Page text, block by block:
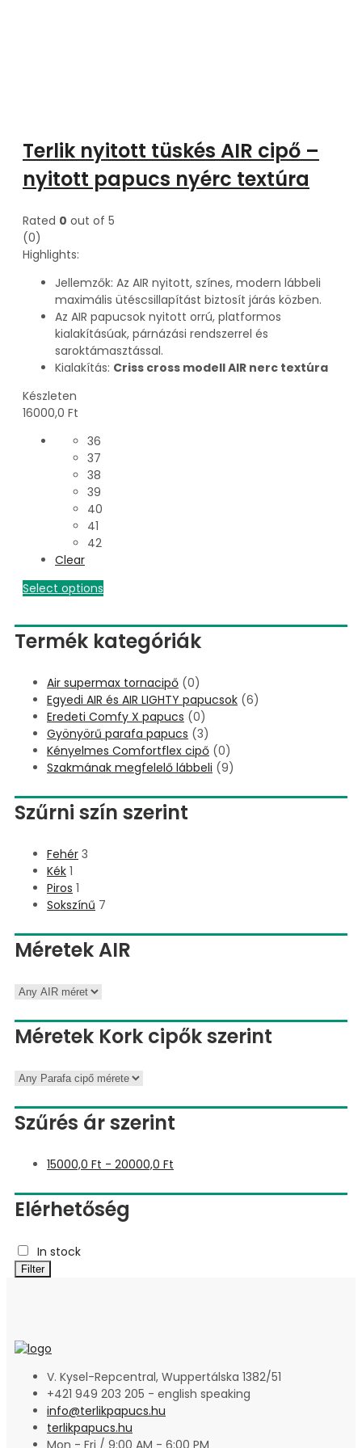
Terlik nyitott tüskés AIR cipő –
nyitott papucs nyérc textúra
Rated 0 out of 5
(0)
Highlights:
Jellemzők: Az AIR nyitott, színes, modern lábbeli
maximális ütéscsillapítást biztosít járás közben.
Az AIR papucsok nyitott orrú, platformos
kialakításúak, párnázási rendszerrel és
saroktámasztással.
Kialakítás: Criss cross modell AIR nerc textúra
Készleten
16000,0 Ft
36
37
38
39
40
41
42
Clear
Select options
Termék kategóriák
Air supermax tornacipő (0)
Egyedi AIR és AIR LIGHTY papucsok (6)
Eredeti Comfy X papucs (0)
Gyönyörű parafa papucs (3)
Kényelmes Comfortflex cipő (0)
Szakmának megfelelő lábbeli (9)
Szűrni szín szerint
Fehér 3
Kék 1
Piros 1
Sokszínű 7
Méretek AIR
Méretek Kork cipők szerint
Szűrés ár szerint
15000,0 Ft - 20000,0 Ft
Elérhetőség
In stock
Filter
V. Kysel-Repcentral, Wuppertálska 1382/51
+421 949 203 205 - english speaking
info@terlikpapucs.hu
terlikpapucs.hu
Mon - Fri / 9:00 AM - 6:00 PM